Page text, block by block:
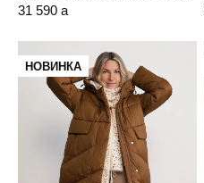
31 590 a
НОВИНКА